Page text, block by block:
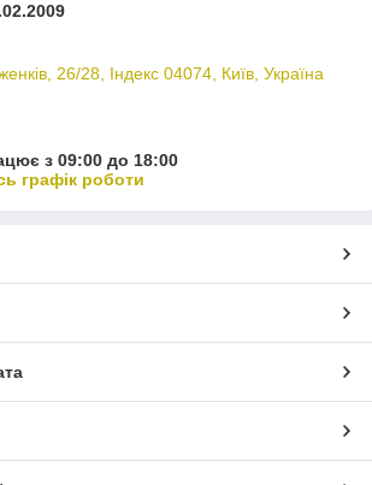
26/28, Індекс 04074, Київ, Україна
з 09:00 до 18:00
графік роботи